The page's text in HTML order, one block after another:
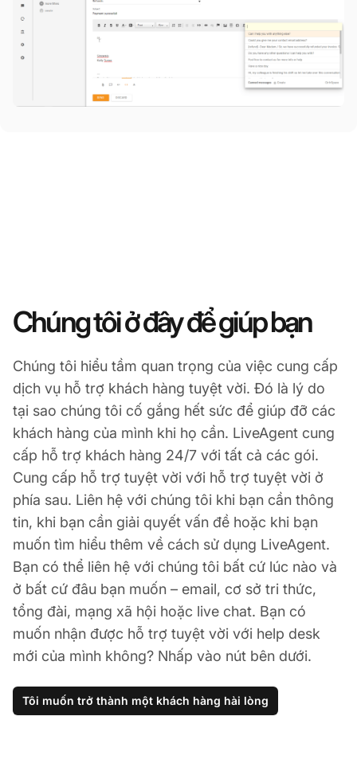
Chúng tôi ở đây để giúp bạn
Chúng tôi hiểu tầm quan trọng của việc cung cấp
dịch vụ hỗ trợ khách hàng tuyệt vời. Đó là lý do
tại sao chúng tôi cố gắng hết sức để giúp đỡ các
khách hàng của mình khi họ cần. LiveAgent cung
cấp hỗ trợ khách hàng 24/7 với tất cả các gói.
Cung cấp hỗ trợ tuyệt vời với hỗ trợ tuyệt vời ở
phía sau. Liên hệ với chúng tôi khi bạn cần thông
tin, khi bạn cần giải quyết vấn đề hoặc khi bạn
muốn tìm hiểu thêm về cách sử dụng LiveAgent.
Bạn có thể liên hệ với chúng tôi bất cứ lúc nào và
ở bất cứ đâu bạn muốn – email, cơ sở tri thức,
tổng đài, mạng xã hội hoặc live chat. Bạn có
muốn nhận được hỗ trợ tuyệt vời với help desk
mới của mình không? Nhấp vào nút bên dưới.
Tôi muốn trở thành một khách hàng hài lòng